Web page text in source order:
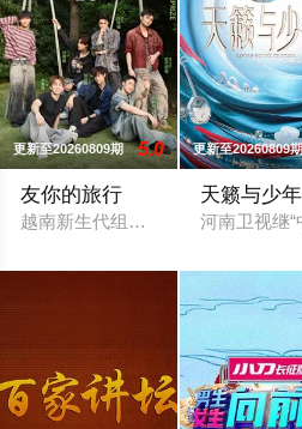
更新至20260809期 5.0
友你的旅行
越南新生代组合UPRIZE开启为期
更新至20260809
天籁与少年
河南卫视继